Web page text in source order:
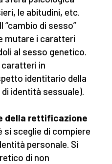
le abitudini, etc.
“cambio di sesso”
mutare i caratteri
al sesso genetico.
caratteri in
identitario della
identità sessuale).
della rettificazione
si sceglie di compiere
personale. Si
di non